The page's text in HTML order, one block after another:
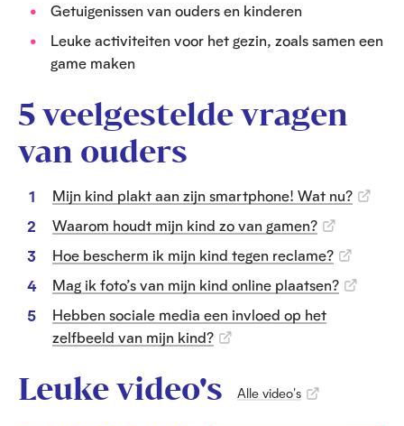
Getuigenissen van ouders en kinderen
Leuke activiteiten voor het gezin, zoals samen een
game maken
5 veelgestelde vragen
van ouders
Mijn kind plakt aan zijn smartphone! Wat nu?
Waarom houdt mijn kind zo van gamen?
Hoe bescherm ik mijn kind tegen reclame?
Mag ik foto’s van mijn kind online plaatsen?
Hebben sociale media een invloed op het
zelfbeeld van mijn kind?
Leuke video's Alle video's